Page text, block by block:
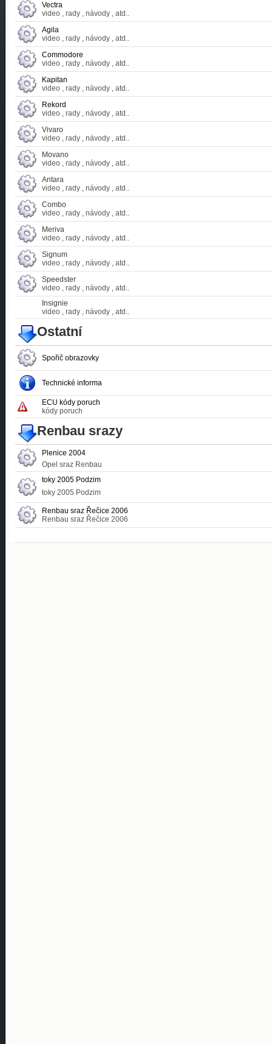
Vectra
video , rady , návody , atd..
Agila
video , rady , návody , atd..
Commodore
video , rady , návody , atd..
Kapitan
video , rady , návody , atd..
Rekord
video , rady , návody , atd..
Vivaro
video , rady , návody , atd..
Movano
video , rady , návody , atd..
Antara
video , rady , návody , atd..
Combo
video , rady , návody , atd..
Meriva
video , rady , návody , atd..
Signum
video , rady , návody , atd..
Speedster
video , rady , návody , atd..
Insignie
video , rady , návody , atd..
Ostatní
Spořič obrazovky
Technické informa
ECU kódy poruch
kódy poruch
Renbau srazy
Plenice 2004
Opel sraz Renbau
toky 2005 Podzim
toky 2005 Podzim
Renbau sraz Řečice 2006
Renbau sraz Řečice 2006